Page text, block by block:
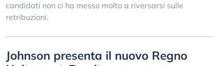
candidati non ci ha messo molto a riversarsi sulle
retribuzioni.
Johnson presenta il nuovo Regno